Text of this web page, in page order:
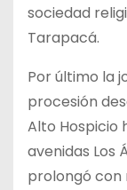
sociedad
Tarapacá.
Por último la
procesión
Alto Hospicio
avenidas Los
prolongó con